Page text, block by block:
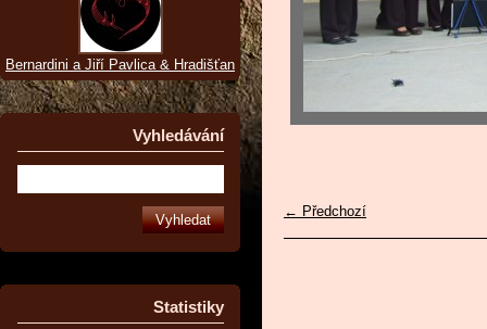
← Předchozí
Bernardini a Jiří Pavlica & Hradišťan
Vyhledávání
Statistiky